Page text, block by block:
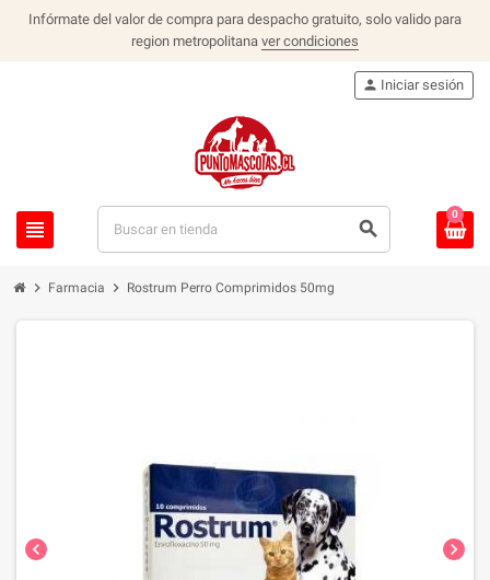
Infórmate del valor de compra para despacho gratuito, solo valido para
region metropolitana ver condiciones
view_headline search
person Iniciar sesión
0
chevron_right Farmacia chevron_right Rostrum Perro Comprimidos 50mg
chevron_left chevron_right